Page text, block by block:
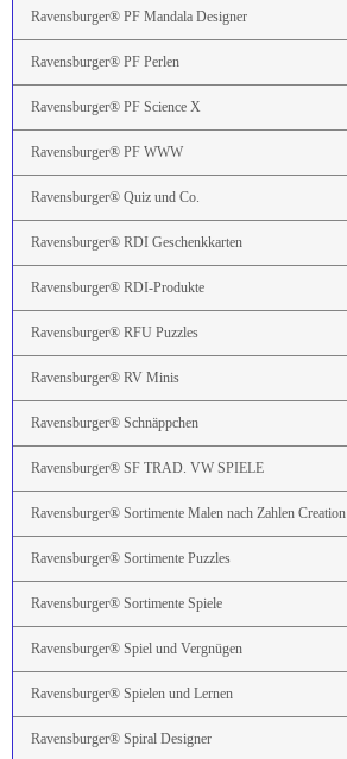
Ravensburger® PF Mandala Designer
Ravensburger® PF Perlen
Ravensburger® PF Science X
Ravensburger® PF WWW
Ravensburger® Quiz und Co.
Ravensburger® RDI Geschenkkarten
Ravensburger® RDI-Produkte
Ravensburger® RFU Puzzles
Ravensburger® RV Minis
Ravensburger® Schnäppchen
Ravensburger® SF TRAD. VW SPIELE
Ravensburger® Sortimente Malen nach Zahlen Creation
Ravensburger® Sortimente Puzzles
Ravensburger® Sortimente Spiele
Ravensburger® Spiel und Vergnügen
Ravensburger® Spielen und Lernen
Ravensburger® Spiral Designer